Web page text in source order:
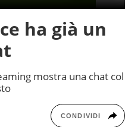
ha già un
mostra una chat col
CONDIVIDI